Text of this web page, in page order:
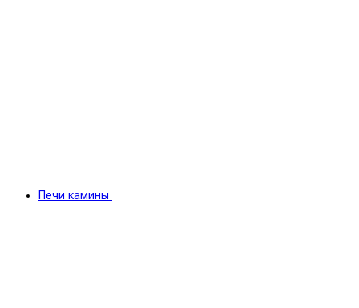
Печи камины